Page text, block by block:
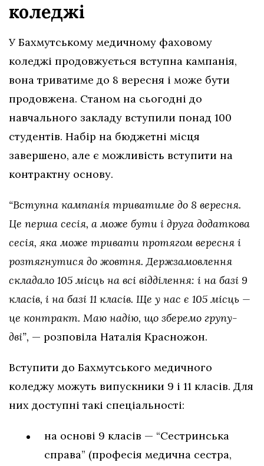
коледжі
У Бахмутському медичному фаховому
коледжі продовжується вступна кампанія,
вона триватиме до 8 вересня і може бути
продовжена. Станом на сьогодні до
навчального закладу вступили понад 100
студентів. Набір на бюджетні місця
завершено, але є можливість вступити на
контрактну основу.
“Вступна кампанія триватиме до 8 вересня.
Це перша сесія, а може бути і друга додаткова
сесія, яка може тривати протягом вересня і
розтягнутися до жовтня. Держзамовлення
складало 105 місць на всі відділення: і на базі 9
класів, і на базі 11 класів. Ще у нас є 105 місць —
це контракт. Маю надію, що зберемо групу-
дві”, — розповіла Наталія Красножон.
Вступити до Бахмутського медичного
коледжу можуть випускники 9 і 11 класів. Для
них доступні такі спеціальності:
на основі 9 класів — “Сестринська
справа” (професія медична сестра,